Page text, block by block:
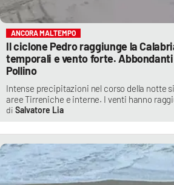
ANCORA MALTEMPO
Il ciclone Pedro raggiunge la
temporali e vento forte.
Pollino
Intense precipitazioni nel corso della notte
aree Tirreniche e interne. I venti hanno
Salvatore Lia